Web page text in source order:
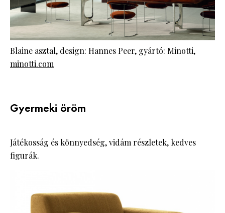
Blaine asztal, design: Hannes Peer, gyártó: Minotti,
minotti.com
Gyermeki öröm
Játékosság és könnyedség, vidám részletek, kedves
figurák.